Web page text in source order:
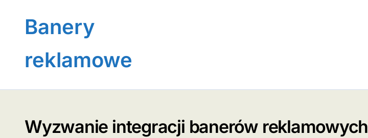
contentBanery
reklamowe
Wyzwanie integracji banerów reklamowych